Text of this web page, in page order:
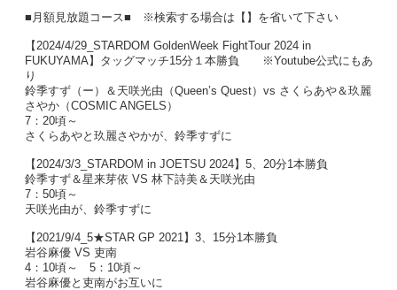
■月額見放題コース■ ※検索する場合は【】を省いて下さい
【2024/4/29_STARDOM GoldenWeek FightTour 2024 in
FUKUYAMA】タッグマッチ15分１本勝負 ※Youtube公式にもあ
り
鈴季すず（ー）＆天咲光由（Queen’s Quest）vs さくらあや＆玖麗
さやか（COSMIC ANGELS）
7：20頃～
さくらあやと玖麗さやかが、鈴季すずに
【2024/3/3_STARDOM in JOETSU 2024】5、20分1本勝負
鈴季すず＆星来芽依 VS 林下詩美＆天咲光由
7：50頃～
天咲光由が、鈴季すずに
【2021/9/4_5★STAR GP 2021】3、15分1本勝負
岩谷麻優 VS 吏南
4：10頃～ 5：10頃～
岩谷麻優と吏南がお互いに